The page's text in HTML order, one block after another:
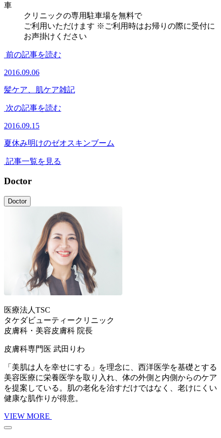
車
クリニックの専用駐車場を無料で
ご利用いただけます ※ご利用時はお帰りの際に受付に
お声掛けください
前の記事を読む
2016.09.06
髪ケア、肌ケア雑記
次の記事を読む
2016.09.15
夏休み明けのゼオスキンブーム
記事一覧を見る
Doctor
Doctor
医療法人TSC
タケダビューティークリニック
皮膚科・美容皮膚科 院長
皮膚科専門医 武田りわ
「美肌は人を幸せにする」を理念に、西洋医学を基礎とする
美容医療に栄養医学を取り入れ、体の外側と内側からのケア
を提案している。肌の老化を治すだけではなく、老けにくい
健康な肌作りが得意。
VIEW MORE